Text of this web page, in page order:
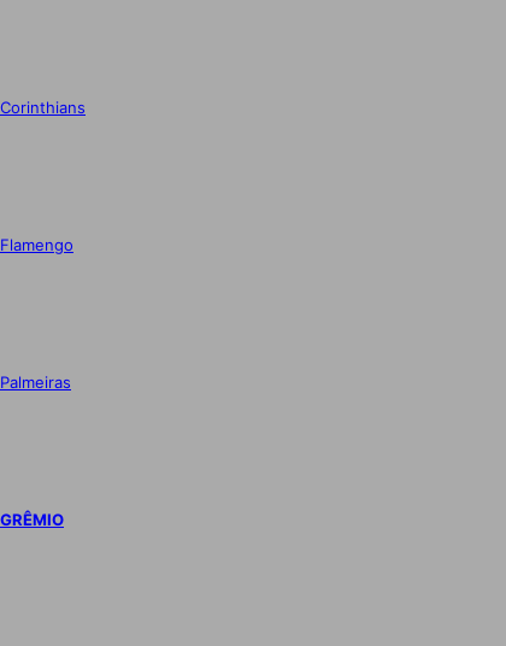
Corinthians
Flamengo
Palmeiras
GRÊMIO